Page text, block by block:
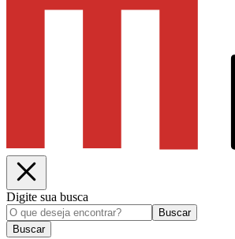
Digite sua busca
Buscar
Buscar